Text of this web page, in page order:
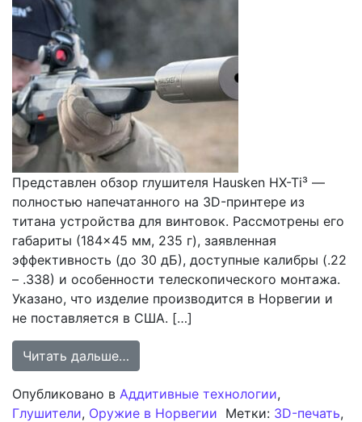
Представлен обзор глушителя Hausken HX-Ti³ —
полностью напечатанного на 3D-принтере из
титана устройства для винтовок. Рассмотрены его
габариты (184×45 мм, 235 г), заявленная
эффективность (до 30 дБ), доступные калибры (.22
– .338) и особенности телескопического монтажа.
Указано, что изделие производится в Норвегии и
не поставляется в США. […]
Читать дальше…
Опубликовано в Аддитивные технологии,
Глушители, Оружие в Норвегии Метки: 3D-печать,